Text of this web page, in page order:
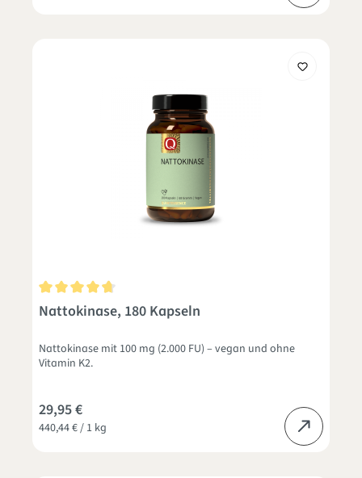
Durchschnittliche Bewertung von 4.8 von 5 Sternen
Nattokinase, 180 Kapseln
Nattokinase mit 100 mg (2.000 FU) – vegan und ohne
Vitamin K2.
440,44 € / 1 kg
29,95 €